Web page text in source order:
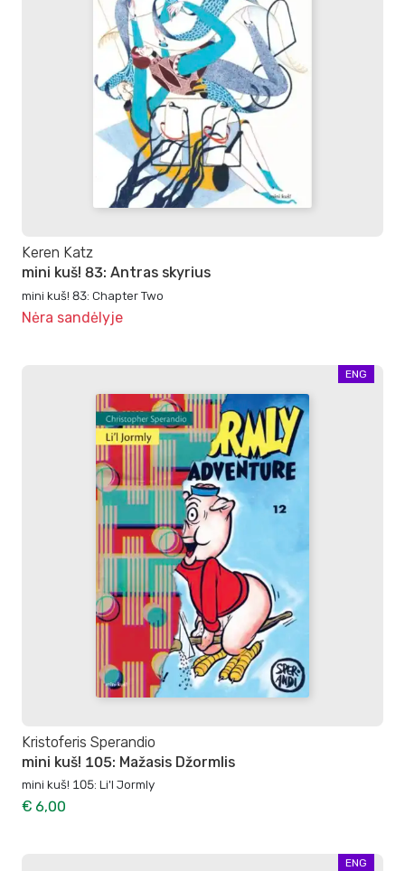
Keren Katz
mini kuš! 83: Antras skyrius
mini kuš! 83: Chapter Two
Nėra sandėlyje
ENG
Kristoferis Sperandio
mini kuš! 105: Mažasis Džormlis
mini kuš! 105: Li'l Jormly
€ 6,00
ENG